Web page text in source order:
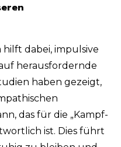
hilft dabei, impulsive
herausfordernde
haben gezeigt,
das für die „Kampf-
ist. Dies führt